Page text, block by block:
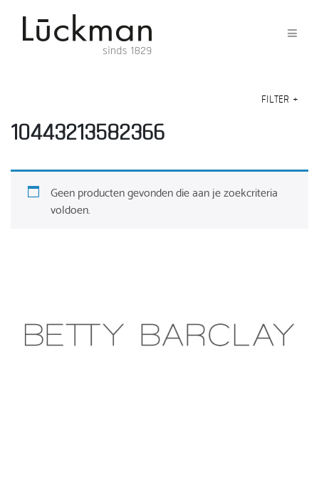
FILTER +
10443213582366
Geen producten gevonden die aan je zoekcriteria
voldoen.